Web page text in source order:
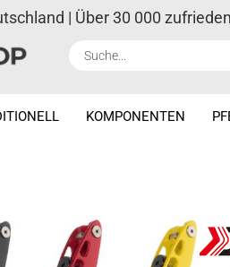
| Über 30 000
KOMPONENTEN